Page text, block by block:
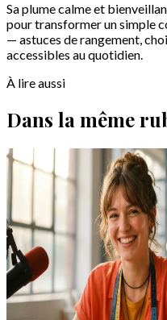
Sa plume calme et
pour transformer un simple
— astuces de rangement,
accessibles au quotidien.
À lire aussi
Dans la même